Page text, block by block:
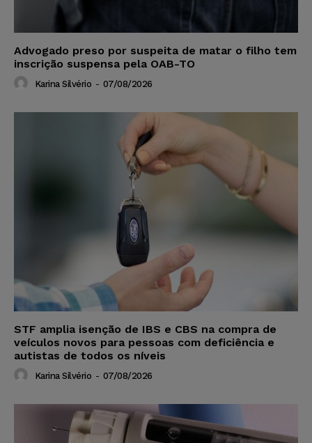
Advogado preso por suspeita de matar o filho tem
inscrição suspensa pela OAB-TO
Karina Silvério - 07/08/2026
STF amplia isenção de IBS e CBS na compra de
veículos novos para pessoas com deficiência e
autistas de todos os níveis
Karina Silvério - 07/08/2026